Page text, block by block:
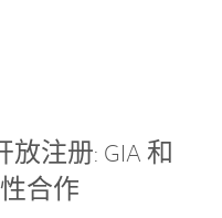
放注册: GIA 和
合作